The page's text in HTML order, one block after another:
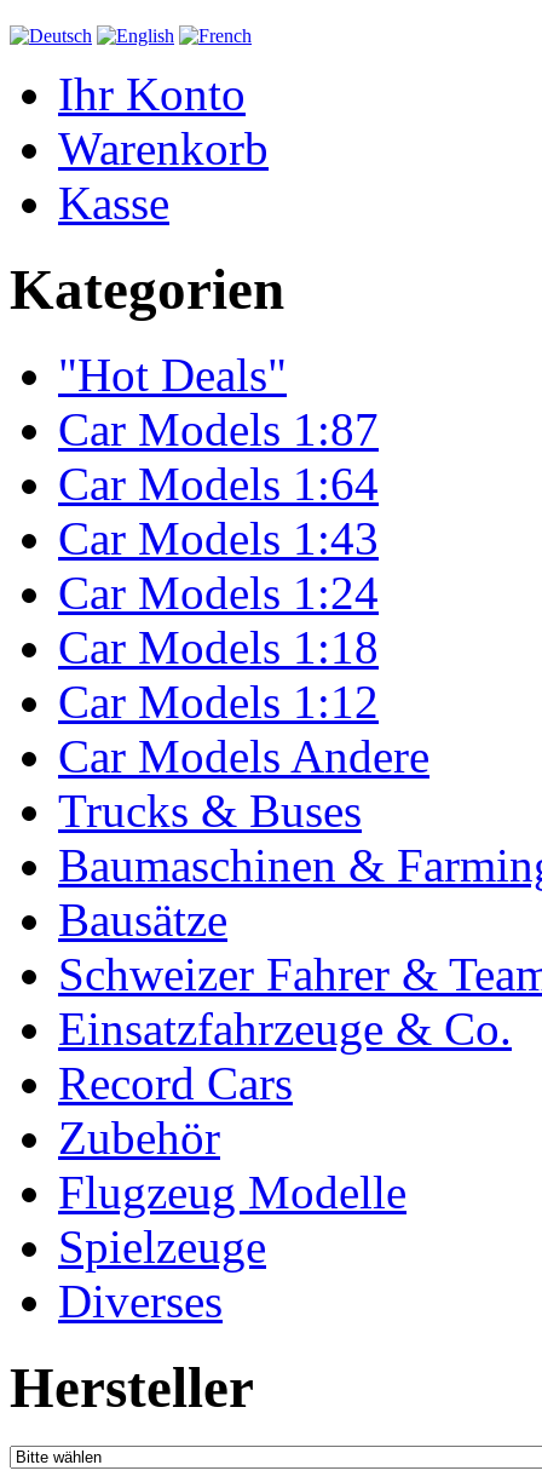
Ihr Konto
Warenkorb
Kasse
Kategorien
"Hot Deals"
Car Models 1:87
Car Models 1:64
Car Models 1:43
Car Models 1:24
Car Models 1:18
Car Models 1:12
Car Models Andere
Trucks & Buses
Baumaschinen &
Bausätze
Schweizer Fahrer &
Einsatzfahrzeuge & Co.
Record Cars
Zubehör
Flugzeug Modelle
Spielzeuge
Diverses
Hersteller